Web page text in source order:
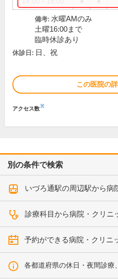
備考: 水曜AMのみ
土曜16:00まで
臨時休診あり
休診日: 日、祝
この医院の
アクセス数※
別の条件で検索
いづろ通駅の周辺駅から病
診療科目から病院・クリニ
予約ができる病院・クリニ
各都道府県の休日・夜間診療